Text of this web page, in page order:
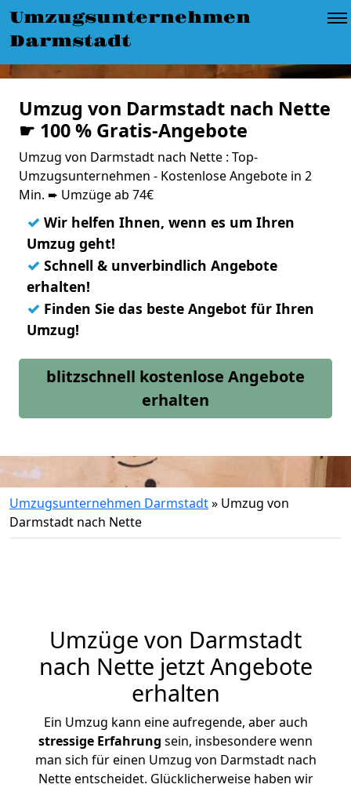
Umzugsunternehmen
Darmstadt
Umzug von Darmstadt nach Nette
☛ 100 % Gratis-Angebote
Umzug von Darmstadt nach Nette : Top-
Umzugsunternehmen - Kostenlose Angebote in 2
Min. ➨ Umzüge ab 74€
✓ Wir helfen Ihnen, wenn es um Ihren
Umzug geht!
✓ Schnell & unverbindlich Angebote
erhalten!
✓ Finden Sie das beste Angebot für Ihren
Umzug!
blitzschnell kostenlose Angebote
erhalten
Umzugsunternehmen Darmstadt» Umzug von
Darmstadt nach Nette
Umzüge von Darmstadt
nach Nette jetzt Angebote
erhalten
Ein Umzug kann eine aufregende, aber auch
stressige Erfahrung sein, insbesondere wenn
man sich für einen Umzug von Darmstadt nach
Nette entscheidet. Glücklicherweise haben wir